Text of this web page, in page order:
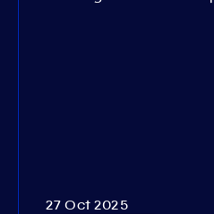
27 Oct 2025